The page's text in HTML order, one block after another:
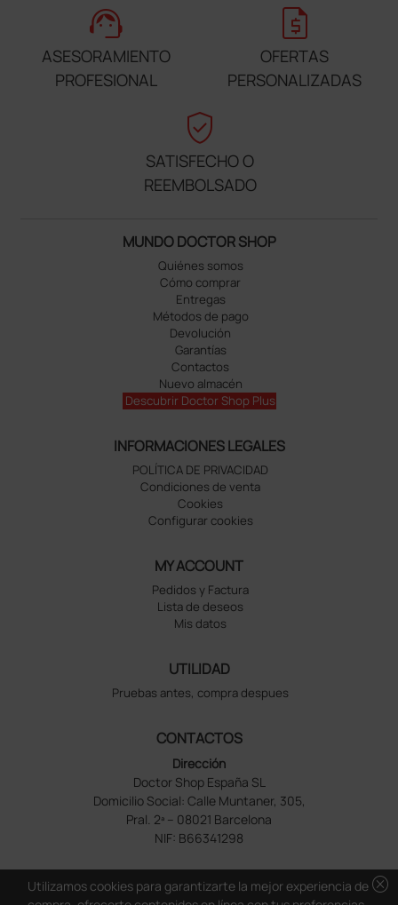
support_agent
ASESORAMIENTO
PROFESIONAL
request_quote
OFERTAS
PERSONALIZADAS
verified_user
SATISFECHO O
REEMBOLSADO
MUNDO DOCTOR SHOP
Quiénes somos
Cómo comprar
Entregas
Métodos de pago
Devolución
Garantías
Contactos
Nuevo almacén
Descubrir Doctor Shop Plus
INFORMACIONES LEGALES
POLÍTICA DE PRIVACIDAD
Condiciones de venta
Cookies
Configurar cookies
MY ACCOUNT
Pedidos y Factura
Lista de deseos
Mis datos
UTILIDAD
Pruebas antes, compra despues
CONTACTOS
Dirección
Doctor Shop España SL
Domicilio Social: Calle Muntaner, 305,
Pral. 2ª – 08021 Barcelona
NIF: B66341298
cancel
Utilizamos cookies para garantizarte la mejor experiencia de